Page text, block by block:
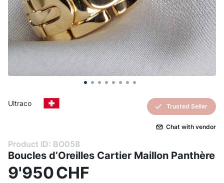
Ultraco Trusted Seller
Сhat with vendor
Boucles d’Oreilles Cartier Maillon Panthère
Product ID: BO058
9'950CHF